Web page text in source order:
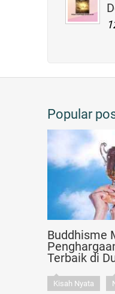
Popular
Buddhisme
Terbaik di
Kisah Nyata